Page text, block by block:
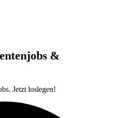
&
Jetzt loslegen!